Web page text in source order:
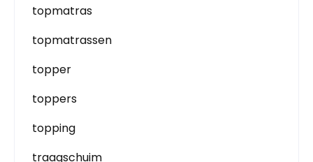
topmatras
topmatrassen
topper
toppers
topping
traagschuim